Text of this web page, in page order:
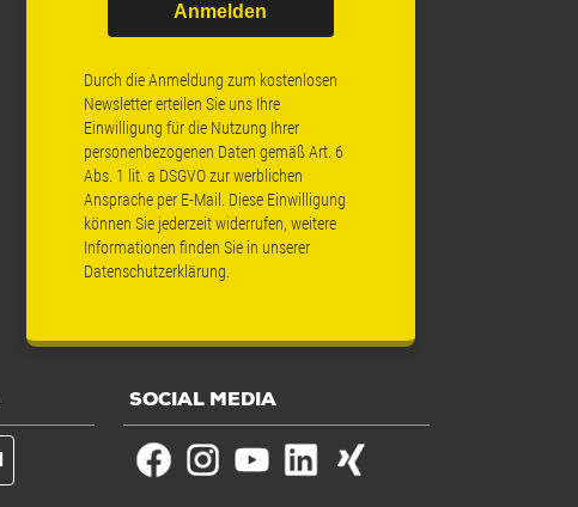
Anmelden
Durch die Anmeldung zum kostenlosen
Newsletter erteilen Sie uns Ihre
Einwilligung für die Nutzung Ihrer
personenbezogenen Daten gemäß Art. 6
Abs. 1 lit. a DSGVO zur werblichen
Ansprache per E-Mail. Diese Einwilligung
können Sie jederzeit widerrufen, weitere
Informationen finden Sie in unserer
Datenschutzerklärung.
SOCIAL MEDIA